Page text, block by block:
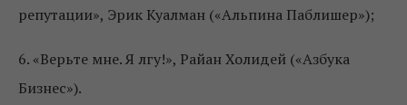
репутации», Эрик Куалман («Альпина Паблишер»);
6. «Верьте мне. Я лгу!», Райан Холидей («Азбука
Бизнес»).